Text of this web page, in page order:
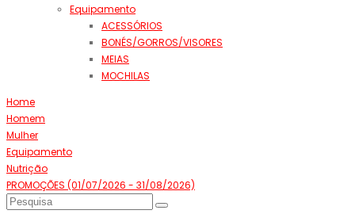
Equipamento
ACESSÓRIOS
BONÉS/GORROS/VISORES
MEIAS
MOCHILAS
Home
Homem
Mulher
Equipamento
Nutrição
PROMOÇÕES (01/07/2026 - 31/08/2026)